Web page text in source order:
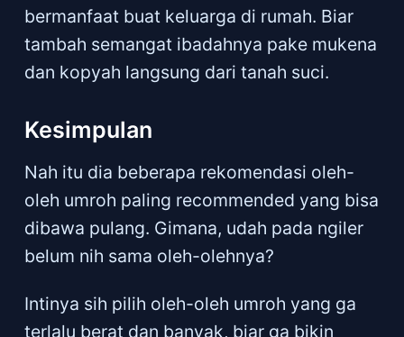
bermanfaat buat keluarga di rumah. Biar
tambah semangat ibadahnya pake mukena
dan kopyah langsung dari tanah suci.
Kesimpulan
Nah itu dia beberapa rekomendasi oleh-
oleh umroh paling recommended yang bisa
dibawa pulang. Gimana, udah pada ngiler
belum nih sama oleh-olehnya?
Intinya sih pilih oleh-oleh umroh yang ga
terlalu berat dan banyak, biar ga bikin